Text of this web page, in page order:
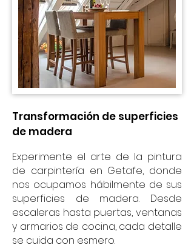
Transformación de superficies
de madera
Experimente el arte de la pintura
de carpintería en Getafe, donde
nos ocupamos hábilmente de sus
superficies de madera. Desde
escaleras hasta puertas, ventanas
y armarios de cocina, cada detalle
se cuida con esmero.